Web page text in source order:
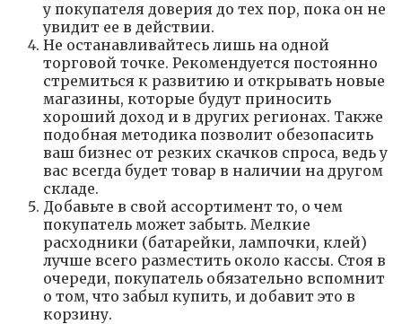
у покупателя доверия до тех пор, пока он не
увидит ее в действии.
Не останавливайтесь лишь на одной
торговой точке. Рекомендуется постоянно
стремиться к развитию и открывать новые
магазины, которые будут приносить
хороший доход и в других регионах. Также
подобная методика позволит обезопасить
ваш бизнес от резких скачков спроса, ведь у
вас всегда будет товар в наличии на другом
складе.
Добавьте в свой ассортимент то, о чем
покупатель может забыть. Мелкие
расходники (батарейки, лампочки, клей)
лучше всего разместить около кассы. Стоя в
очереди, покупатель обязательно вспомнит
о том, что забыл купить, и добавит это в
корзину.